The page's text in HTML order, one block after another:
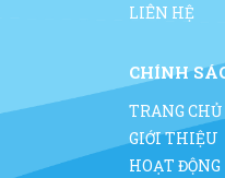
LIÊN HỆ
CHÍNH
TRANG CHỦ
GIỚI THIỆU
HOẠT ĐỘNG